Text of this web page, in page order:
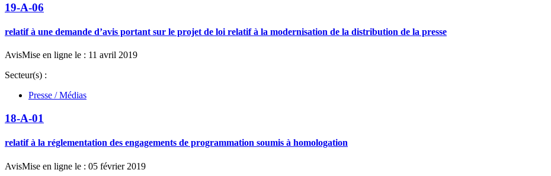
19-A-06
relatif à une demande d’avis portant sur le projet de loi relatif à la modernisation de la distribution de la presse
AvisMise en ligne le : 11 avril 2019
Secteur(s) :
Presse / Médias
18-A-01
relatif à la réglementation des engagements de programmation soumis à homologation
AvisMise en ligne le : 05 février 2019